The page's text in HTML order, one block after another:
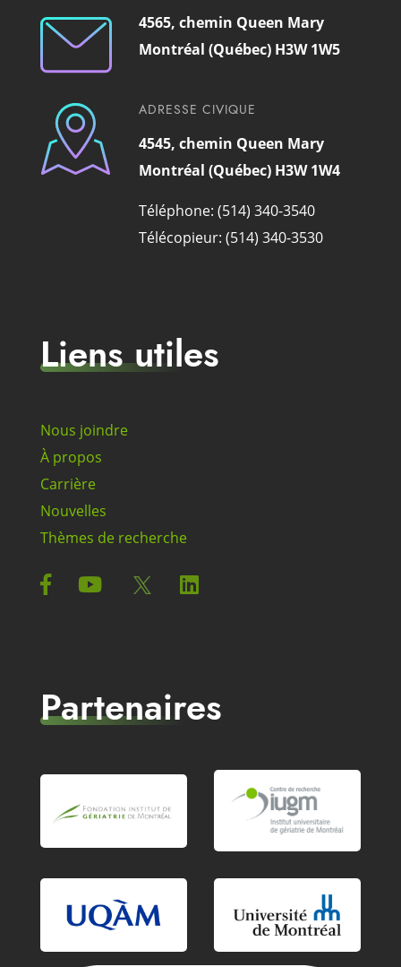
4565, chemin Queen Mary
Montréal (Québec) H3W 1W5
ADRESSE CIVIQUE
4545, chemin Queen Mary
Montréal (Québec) H3W 1W4
Téléphone: (514) 340-3540
Télécopieur: (514) 340-3530
Liens utiles
Nous joindre
À propos
Carrière
Nouvelles
Thèmes de recherche
Partenaires